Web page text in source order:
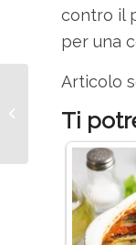
contro il
per una
Articolo
Ti
Fattori di rischio
con una sana
alimentazione